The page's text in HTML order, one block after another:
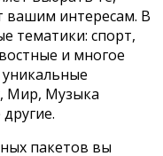
вашим интересам. В
тематики: спорт,
и многое
Мир, Музыка
пакетов вы